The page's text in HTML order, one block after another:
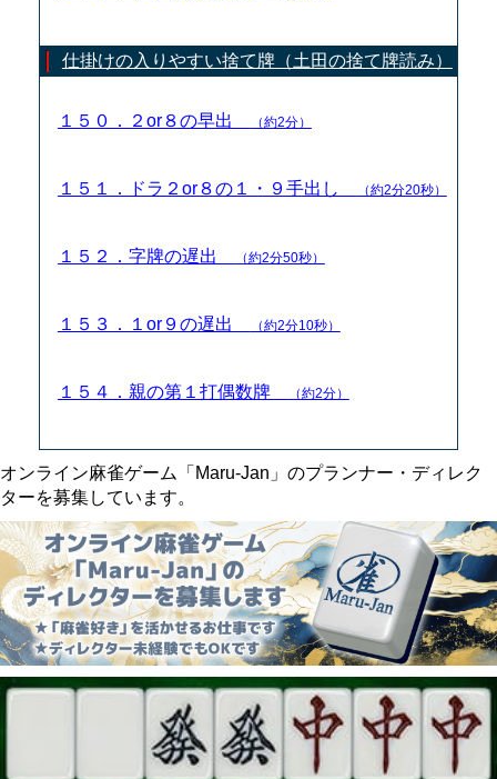
仕掛けの入りやすい捨て牌（土田の捨て牌読み）
１５０．２or８の早出 （約2分）
１５１．ドラ２or８の１・９手出し （約2分20秒）
１５２．字牌の遅出 （約2分50秒）
１５３．１or９の遅出 （約2分10秒）
１５４．親の第１打偶数牌 （約2分）
オンライン麻雀ゲーム「Maru-Jan」のプランナー・ディレク
ターを募集しています。